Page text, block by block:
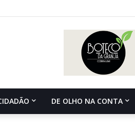
DE OLHO NA CONTA